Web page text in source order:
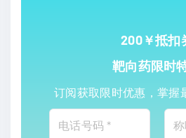
200￥抵扣
靶向药限时
订阅获取限时优惠，掌握